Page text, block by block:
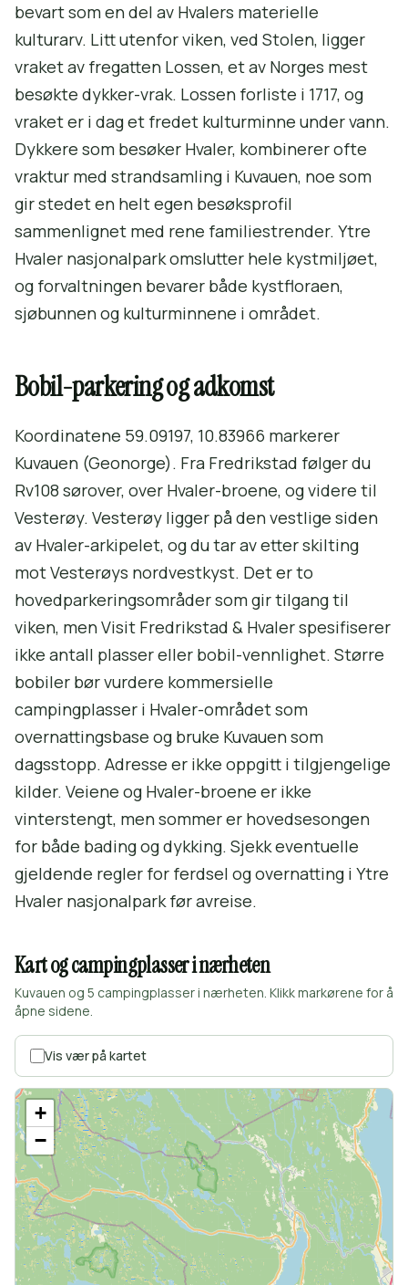
bevart som en del av Hvalers materielle
kulturarv. Litt utenfor viken, ved Stolen, ligger
vraket av fregatten Lossen, et av Norges mest
besøkte dykker-vrak. Lossen forliste i 1717, og
vraket er i dag et fredet kulturminne under vann.
Dykkere som besøker Hvaler, kombinerer ofte
vraktur med strandsamling i Kuvauen, noe som
gir stedet en helt egen besøksprofil
sammenlignet med rene familiestrender. Ytre
Hvaler nasjonalpark omslutter hele kystmiljøet,
og forvaltningen bevarer både kystfloraen,
sjøbunnen og kulturminnene i området.
Bobil-parkering og adkomst
Koordinatene 59.09197, 10.83966 markerer
Kuvauen (Geonorge). Fra Fredrikstad følger du
Rv108 sørover, over Hvaler-broene, og videre til
Vesterøy. Vesterøy ligger på den vestlige siden
av Hvaler-arkipelet, og du tar av etter skilting
mot Vesterøys nordvestkyst. Det er to
hovedparkeringsområder som gir tilgang til
viken, men Visit Fredrikstad & Hvaler spesifiserer
ikke antall plasser eller bobil-vennlighet. Større
bobiler bør vurdere kommersielle
campingplasser i Hvaler-området som
overnattingsbase og bruke Kuvauen som
dagsstopp. Adresse er ikke oppgitt i tilgjengelige
kilder. Veiene og Hvaler-broene er ikke
vinterstengt, men sommer er hovedsesongen
for både bading og dykking. Sjekk eventuelle
gjeldende regler for ferdsel og overnatting i Ytre
Hvaler nasjonalpark før avreise.
Kart og campingplasser i nærheten
Kuvauen og 5 campingplasser i nærheten. Klikk markørene for å
åpne sidene.
Vis vær på kartet
+
−